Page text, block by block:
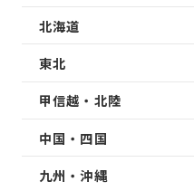
北海道
東北
甲信越・北陸
中国・四国
九州・沖縄